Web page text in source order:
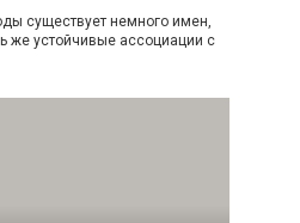
существует немного имен,
же устойчивые ассоциации с